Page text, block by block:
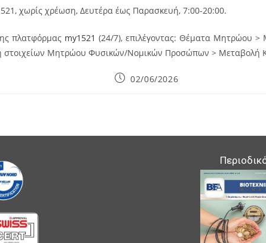
χωρίς χρέωση, Δευτέρα έως Παρασκευή, 7:00-20:00.
πλατφόρμας my1521 (24/7), επιλέγοντας: Θέματα Μητρώου
στοιχείων Μητρώου Φυσικών/Νομικών Προσώπων > Μεταβολή
Post02/06/2026